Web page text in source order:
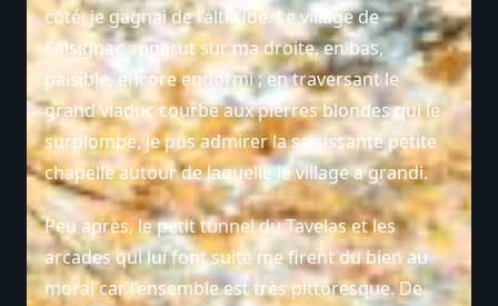
côté, je gagnai de l’altitude. Le village de
Salsignac apparut sur ma droite, en bas,
paisible, encore endormi ; en traversant le
grand viaduc courbe aux pierres blondes qui le
surplombe, je pus admirer la saisissante petite
chapelle autour de laquelle le village a grandi.
Peu après, le petit tunnel du Tavelas et les
arcades qui lui font suite me firent du bien au
moral car l’ensemble est très pittoresque. De